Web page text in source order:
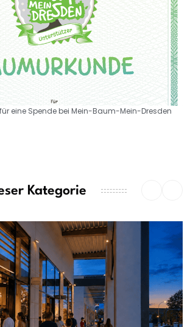
eine Spende bei Mein-Baum-Mein-Dresden
Kategorie